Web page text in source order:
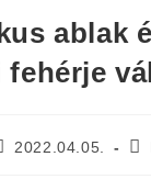
ablak
fehérje
2022.04.05.